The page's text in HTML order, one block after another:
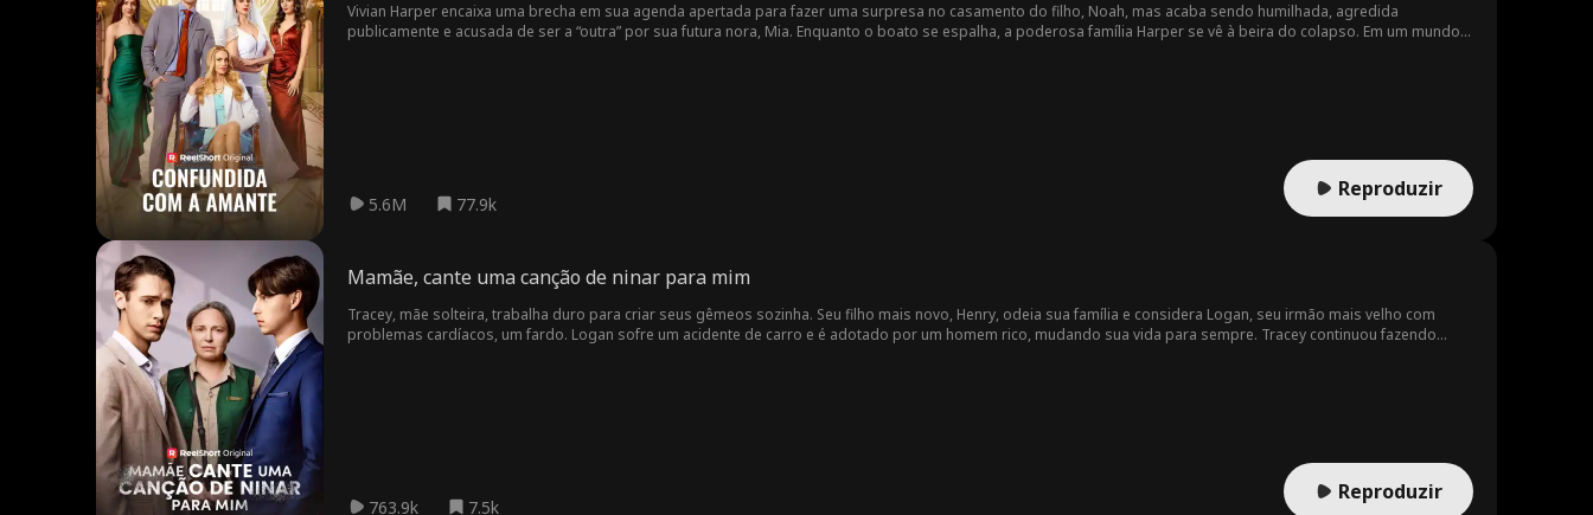
Vivian Harper encaixa uma brecha em sua agenda apertada para fazer uma surpresa no casamento do filho, Noah, mas acaba sendo humilhada, agredida
publicamente e acusada de ser a “outra” por sua futura nora, Mia. Enquanto o boato se espalha, a poderosa família Harper se vê à beira do colapso. Em um mundo
5.6M 77.9k
Reproduzir
Mamãe, cante uma canção de ninar para mim
Tracey, mãe solteira, trabalha duro para criar seus gêmeos sozinha. Seu filho mais novo, Henry, odeia sua família e considera Logan, seu irmão mais velho com
problemas cardíacos, um fardo. Logan sofre um acidente de carro e é adotado por um homem rico, mudando sua vida para sempre. Tracey continuou fazendo
763.9k 7.5k
Reproduzir